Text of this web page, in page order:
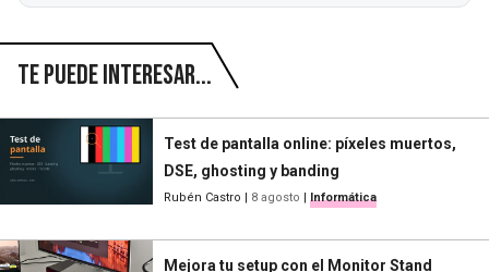
Te puede interesar...
Test de pantalla online: píxeles muertos,
DSE, ghosting y banding
Rubén Castro | 8 agosto | Informática
Mejora tu setup con el Monitor Stand